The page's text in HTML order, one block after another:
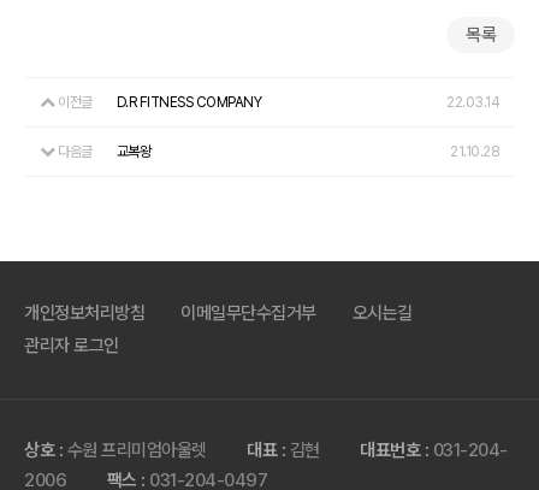
목록
이전글 D.R FITNESS COMPANY 22.03.14
다음글 교복왕 21.10.28
개인정보처리방침 이메일무단수집거부
오시는길
관리자 로그인
상호 : 수원 프리미엄아울렛 대표 : 김현 대표번호 : 031-204-
2006
팩스 : 031-204-0497